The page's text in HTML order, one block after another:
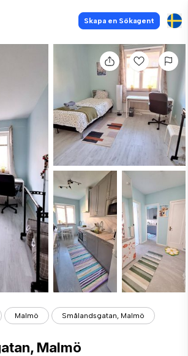
Skapa en Sökagent
Malmö Smålandsgatan, Malmö
Malmö